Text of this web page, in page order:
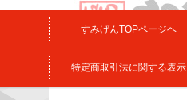
すみげんTOPページヘ
特定商取引法に関する表示